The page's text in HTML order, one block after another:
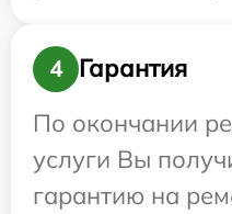
4
Гарантия
По окончании
услуги Вы
гарантию на